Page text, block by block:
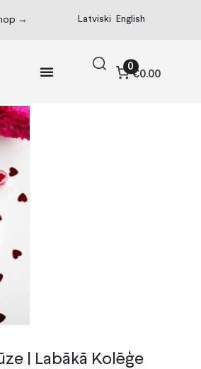
→ Latviski English
0
€0.00
| Labākā Kolēģe